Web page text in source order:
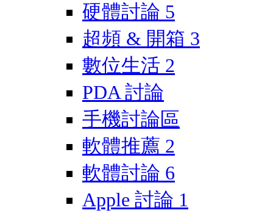
硬體討論 5
超頻 & 開箱 3
數位生活 2
PDA 討論
手機討論區
軟體推薦 2
軟體討論 6
Apple 討論 1